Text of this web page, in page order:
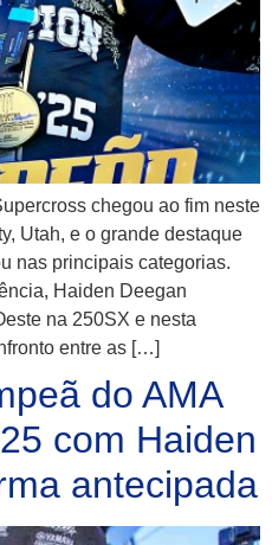
chegou ao fim neste
Utah, e o grande destaque
nas principais categorias.
Haiden Deegan
na 250SX e nesta
entre as […]
do AMA
com Haiden
antecipada